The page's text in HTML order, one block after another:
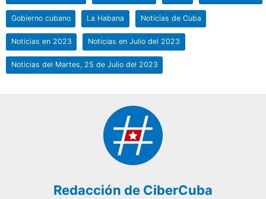
Gobierno cubano La Habana Noticias de Cuba
Noticias en 2023 Noticias en Julio del 2023
Noticias del Martes, 25 de Julio del 2023
Redacción de CiberCuba